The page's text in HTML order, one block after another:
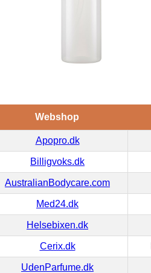
Webshop
Apopro.dk
Billigvoks.dk
AustralianBodycare.com
Med24.dk
Helsebixen.dk
Cerix.dk
UdenParfume.dk